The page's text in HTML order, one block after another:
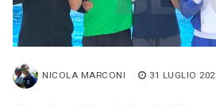
NICOLA MARCONI 31 LUGLIO